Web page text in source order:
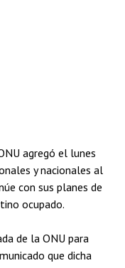
agregó el lunes
y nacionales al
con sus planes de
ocupado.
de la ONU para
que dicha